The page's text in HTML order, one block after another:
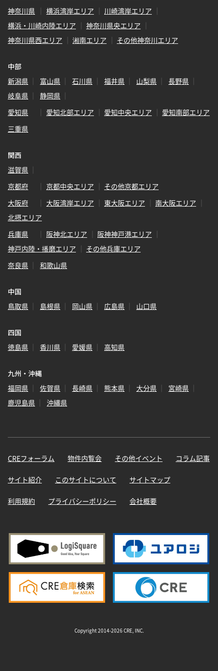
神奈川県
横浜湾岸エリア
川崎湾岸エリア
横浜・川崎内陸エリア
神奈川県央エリア
神奈川県西エリア
湘南エリア その他神奈川エリア
中部
新潟県
富山県 石川県 福井県 山梨県
長野県
岐阜県
静岡県
愛知県
愛知北部エリア 愛知中央エリア
愛知南部エリア
三重県
関西
滋賀県
京都府
京都中央エリア
その他京都エリア
大阪府
大阪湾岸エリア 東大阪エリア
南大阪エリア
北摂エリア
兵庫県
阪神北エリア
阪神神戸港エリア
神戸内陸・播磨エリア
その他兵庫エリア
奈良県
和歌山県
中国
鳥取県
島根県 岡山県 広島県 山口県
四国
徳島県
香川県 愛媛県 高知県
九州・沖縄
福岡県
佐賀県 長崎県 熊本県 大分県
宮崎県
鹿児島県
沖縄県
CREフォーラム 物件内覧会 その他イベント コラム記事
サイト紹介 このサイトについて サイトマップ
利用規約 プライバシーポリシー 会社概要
Copyright 2014-2026 CRE, INC.